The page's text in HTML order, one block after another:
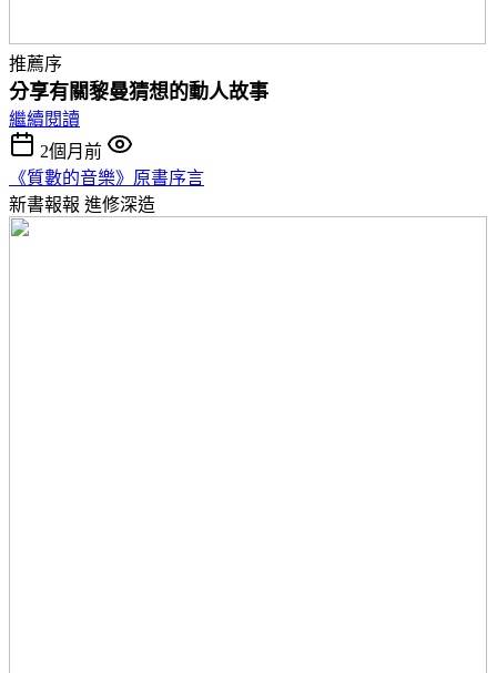
推薦序
分享有關黎曼猜想的動人故事
繼續閱讀
2個月前
《質數的音樂》原書序言
新書報報 進修深造